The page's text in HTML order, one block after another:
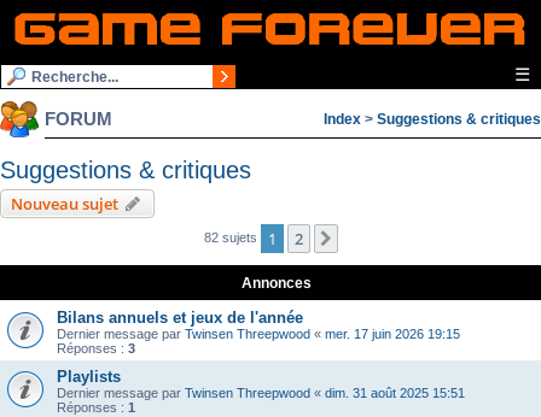
☰
FORUM Index > Suggestions & critiques
Suggestions & critiques
Nouveau sujet
82 sujets 1 2
Annonces
Bilans annuels et jeux de l'année
Dernier message par Twinsen Threepwood « mer. 17 juin 2026 19:15
Réponses : 3
Playlists
Dernier message par Twinsen Threepwood « dim. 31 août 2025 15:51
Réponses : 1